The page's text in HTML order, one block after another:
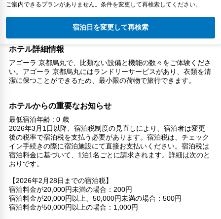
ご案内できるプランがありません。条件を変更して再検索してください。
宿泊日を変更して再検索
ホテル詳細情報
アゴーラ 京都烏丸で、比類ない設備と機能の数々をご体験くださ
い。アゴーラ 京都烏丸にはランドリーサービスがあり、衣類を清
潔に保つことができるため、最小限の荷物で旅行できます。
ホテルからの重要なお知らせ
最低宿泊年齢 : 0 歳
2026年3月1日以降、宿泊税制度の見直しにより、宿泊者は変更
後の税率で宿泊税を支払う必要があります。宿泊税は、チェック
イン手続きの際に宿泊施設にて直接お支払いください。宿泊税は
宿泊料金に基づいて、1泊1名ごとに請求されます。詳細は次のと
おりです。
【2026年2月28日までの宿泊税】
宿泊料金が20,000円未満の場合：200円
宿泊料金が20,000円以上、50,000円未満の場合：500円
宿泊料金が50,000円以上の場合：1,000円